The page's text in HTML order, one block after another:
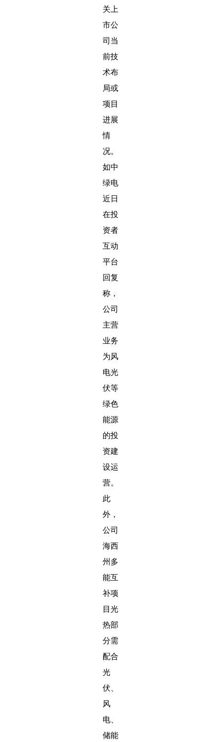
关上
市公
司当
前技
术布
局或
项目
进展
情
况。
如中
绿电
近日
在投
资者
互动
平台
回复
称，
公司
主营
业务
为风
电光
伏等
绿色
能源
的投
资建
设运
营。
此
外，
公司
海西
州多
能互
补项
目光
热部
分需
配合
光
伏、
风
电、
储能